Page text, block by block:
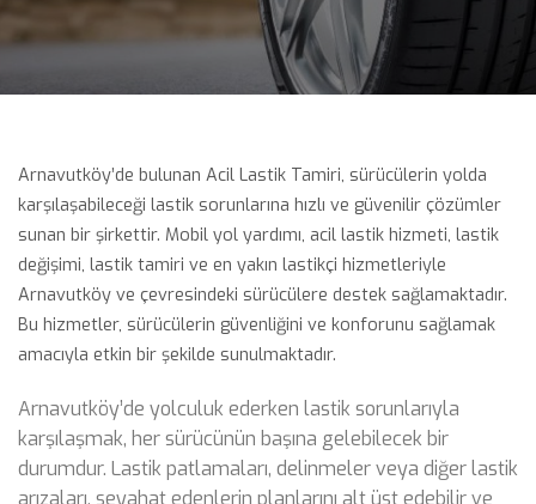
Arnavutköy’de bulunan Acil Lastik Tamiri, sürücülerin yolda
karşılaşabileceği lastik sorunlarına hızlı ve güvenilir çözümler
sunan bir şirkettir. Mobil yol yardımı, acil lastik hizmeti, lastik
değişimi, lastik tamiri ve en yakın lastikçi hizmetleriyle
Arnavutköy ve çevresindeki sürücülere destek sağlamaktadır.
Bu hizmetler, sürücülerin güvenliğini ve konforunu sağlamak
amacıyla etkin bir şekilde sunulmaktadır.
Arnavutköy’de yolculuk ederken lastik sorunlarıyla
karşılaşmak, her sürücünün başına gelebilecek bir
durumdur. Lastik patlamaları, delinmeler veya diğer lastik
arızaları, seyahat edenlerin planlarını alt üst edebilir ve